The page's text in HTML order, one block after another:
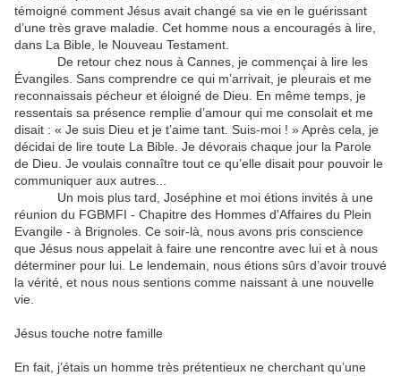
témoigné comment Jésus avait changé sa vie en le guérissant
d’une très grave maladie. Cet homme nous a encouragés à lire,
dans La Bible, le Nouveau Testament.
De retour chez nous à Cannes, je commençai à lire les
Évangiles. Sans comprendre ce qui m’arrivait, je pleurais et me
reconnaissais pécheur et éloigné de Dieu. En même temps, je
ressentais sa présence remplie d’amour qui me consolait et me
disait : « Je suis Dieu et je t’aime tant. Suis-moi ! » Après cela, je
décidai de lire toute La Bible. Je dévorais chaque jour la Parole
de Dieu. Je voulais connaître tout ce qu’elle disait pour pouvoir le
communiquer aux autres...
Un mois plus tard, Joséphine et moi étions invités à une
réunion du FGBMFI - Chapitre des Hommes d'Affaires du Plein
Evangile - à Brignoles. Ce soir-là, nous avons pris conscience
que Jésus nous appelait à faire une rencontre avec lui et à nous
déterminer pour lui. Le lendemain, nous étions sûrs d’avoir trouvé
la vérité, et nous nous sentions comme naissant à une nouvelle
vie.
Jésus touche notre famille
En fait, j’étais un homme très prétentieux ne cherchant qu’une